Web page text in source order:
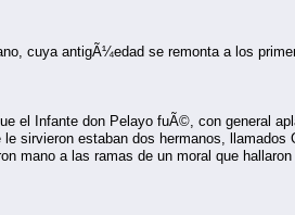
cuya antigÃ¼edad se remonta a los
el Infante don Pelayo fuÃ©, con general
le sirvieron estaban dos hermanos,
mano a las ramas de un moral que